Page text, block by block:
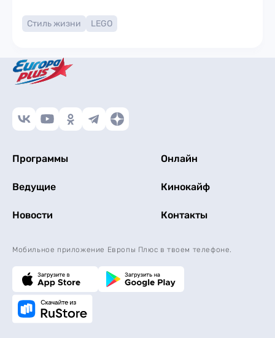
Стиль жизни LEGO
Программы Онлайн
Ведущие Кинокайф
Новости Контакты
Мобильное приложение Европы Плюс в твоем телефоне.